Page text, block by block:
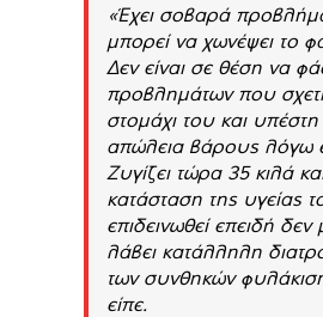
«Έχει σοβαρά
μπορεί να χωνέψει το
Δεν είναι σε θέση να
προβλημάτων που
στομάχι του και
απώλεια βάρους λόγω
Ζυγίζει τώρα 35 κιλά
κατάσταση της υγείας
επιδεινωθεί επειδή δεν
λάβει κατάλληλη
των συνθηκών
είπε.